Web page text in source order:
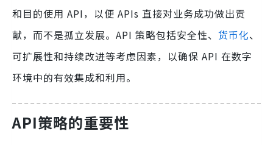
和目的使用 API，以便 APIs 直接对业务成功做出贡
献，而不是孤立发展。API 策略包括安全性、 货币化、
可扩展性和持续改进等考虑因素，以确保 API 在数字
环境中的有效集成和利用。
API策略的重要性